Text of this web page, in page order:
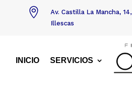

Av. Castilla La Mancha, 14,
Illescas
INICIO SERVICIOS